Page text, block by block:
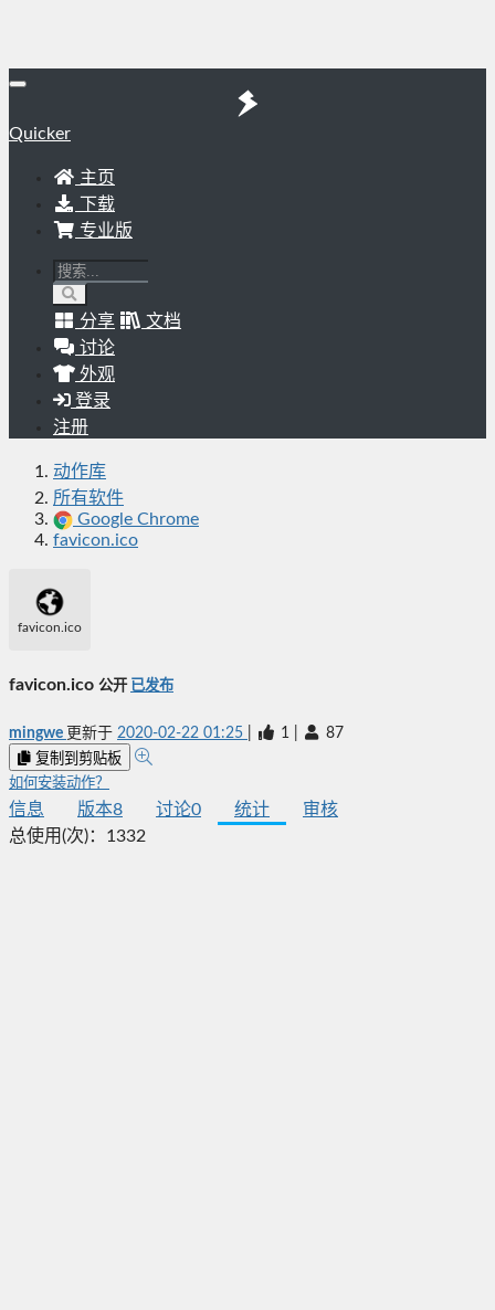
Quicker
主页
下载
专业版
分享
文档
讨论
外观
登录
注册
动作库
所有软件
Google Chrome
favicon.ico
favicon.ico
favicon.ico 公开 已发布
mingwe 更新于 2020-02-22 01:25 1 87
复制到剪贴板
如何安装动作？
信息 版本8 讨论0 统计
审核
总使用(次)： 1332